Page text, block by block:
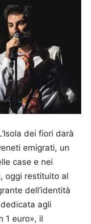
dei fiori darà
emigrati, un
case e nei
oggi restituito al
dell’identità
agli
1 euro», il